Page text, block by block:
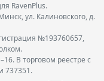
RavenPlus.
ул. Калиновского, д.
№193760657,
В торговом реестре с
737351.